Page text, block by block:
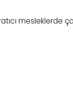
mesleklerde